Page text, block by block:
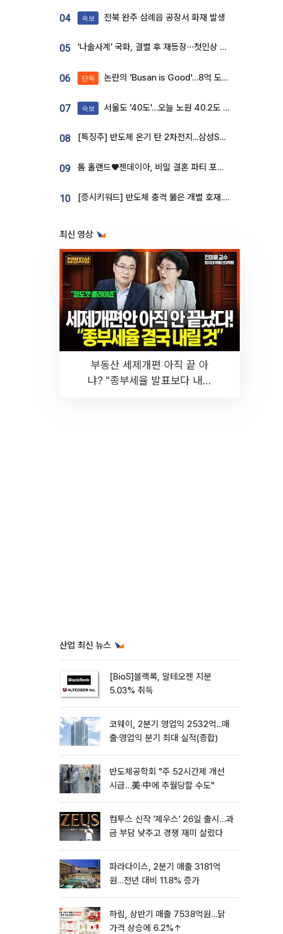
04 속보 전북 완주 삼례읍 공장서 화재 발생
05 ‘나솔사계’ 국화, 결별 후 재등장⋯첫인상 투표 휩쓸고 ‘인기녀’ 등극
06 단독 논란의 'Busan is Good'…8억 도시브랜드, 용산 대통령실 CI 업체가 수행
07 속보 서울도 '40도'…오늘 노원 40.2도 기록
08 [특징주] 반도체 온기 탄 2차전지...삼성SDI, 장 초반 7% 넘게 껑충
09 톰 홀랜드♥젠데이아, 비밀 결혼 파티 포착⋯호텔 대관비만 9억
10 [증시키워드] 반도체 충격 뚫은 개별 호재...포스코퓨처엠·에코프로·한화솔루션 '눈길'
최신 영상
부동산 세제개편 아직 끝 아
냐? "종부세율 발표보다 내릴
산업 최신 뉴스
[BioS]블랙록, 알테오젠 지분
5.03% 취득
코웨이, 2분기 영업익 2532억...매
출·영업익 분기 최대 실적(종합)
반도체공학회 "주 52시간제 개선
시급…美·中에 추월당할 수도"
컴투스 신작 ‘제우스’ 26일 출시…과
금 부담 낮추고 경쟁 재미 살렸다
파라다이스, 2분기 매출 3181억
원…전년 대비 11.8% 증가
하림, 상반기 매출 7538억원…닭
가격 상승에 6.2%↑